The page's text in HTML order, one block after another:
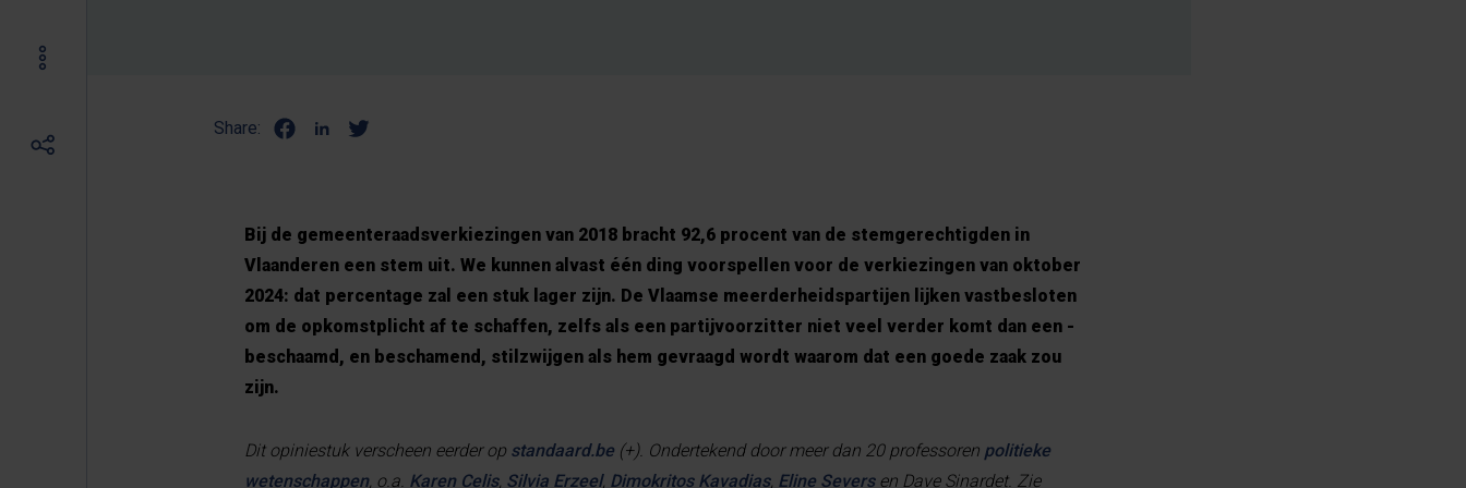
Share:
Bij de gemeenteraadsverkiezingen van 2018 bracht 92,6 procent van de stemgerechtigden in
Vlaanderen een stem uit. We kunnen alvast één ding voorspellen voor de verkiezingen van oktober
2024: dat percentage zal een stuk lager zijn. De Vlaamse meerderheidspartijen lijken vastbesloten
om de ­opkomstplicht af te schaffen, zelfs als een partijvoorzitter niet veel verder komt dan een ­
beschaamd, en beschamend, stilzwijgen als hem gevraagd wordt waarom dat een goede zaak zou
zijn.
Dit opiniestuk verscheen eerder op standaard.be (+). Ondertekend door meer dan 20 professoren politieke
wetenschappen, o.a. Karen Celis, Silvia Erzeel, Dimokritos Kavadias, Eline Seversen Dave Sinardet. Zie